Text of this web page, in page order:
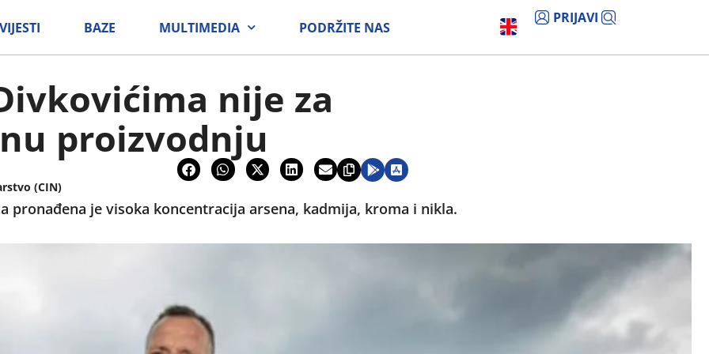
VIJESTI BAZE MULTIMEDIA PODRŽITE NAS
PRIJAVI
nije za
proizvodnju
(CIN)
pronađena je visoka koncentracija arsena, kadmija, kroma i nikla.